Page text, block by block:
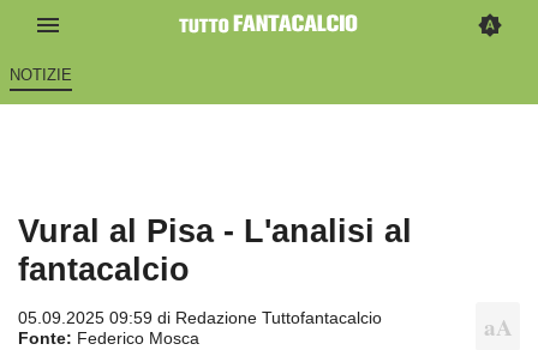
NOTIZIE
Vural al Pisa - L'analisi al
fantacalcio
05.09.2025 09:59 di Redazione Tuttofantacalcio
Fonte: Federico Mosca